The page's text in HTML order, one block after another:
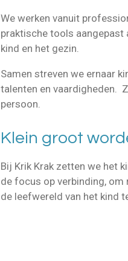
We werken vanuit
praktische tools aangepast
kind en het gezin.
Samen streven we ernaar
talenten en vaardigheden.
persoon.
Klein groot
Bij Krik Krak zetten we het
de focus op verbinding, om
de leefwereld van het kind